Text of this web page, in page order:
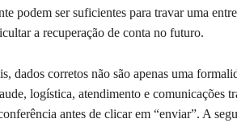
podem ser suficientes para travar uma
a recuperação de conta no futuro.
dados corretos não são apenas uma
logística, atendimento e comunicações
antes de clicar em “enviar”. A